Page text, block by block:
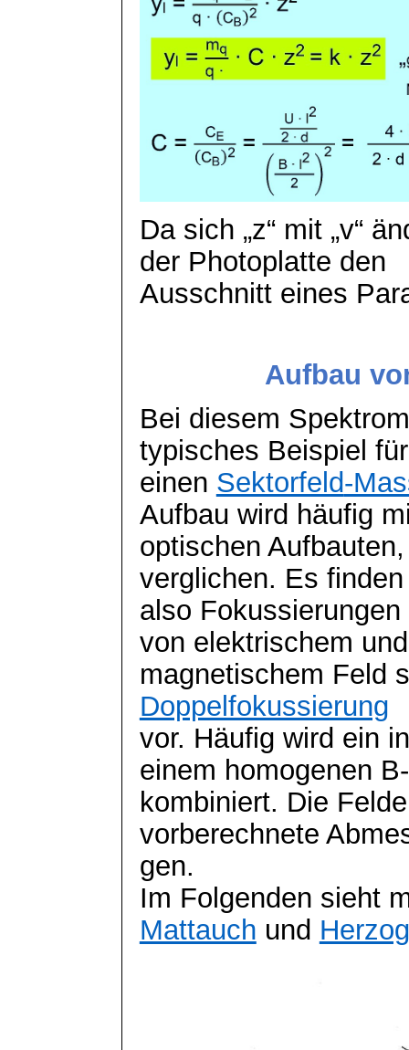
Da sich „z“ mit „v“
der Photoplatte den
Ausschnitt eines
Aufbau
Bei diesem
typisches Beispiel für
einen Sektorfeld-
Aufbau wird häufig
optischen
verglichen. Es finden
also
von elektrischem und
magnetischem Feld
Doppelfokussierung
vor. Häufig wird ein
einem homogenen
kombiniert. Die
vorberechnete
gen.
Im Folgenden sieht
Mattauch und Herzog